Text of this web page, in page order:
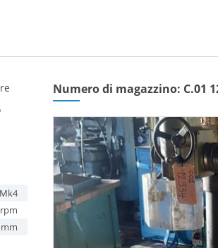
Mk4
Numero di magazzino: C.01